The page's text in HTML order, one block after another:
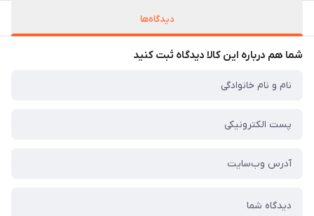
دیدگاه‌ها
شما هم درباره این کالا دیدگاه ثبت کنید